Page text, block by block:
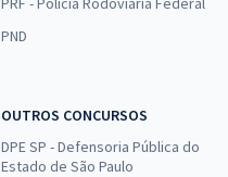
PND
OUTROS CONCURSOS
DPE SP - Defensoria Pública do
Estado de São Paulo